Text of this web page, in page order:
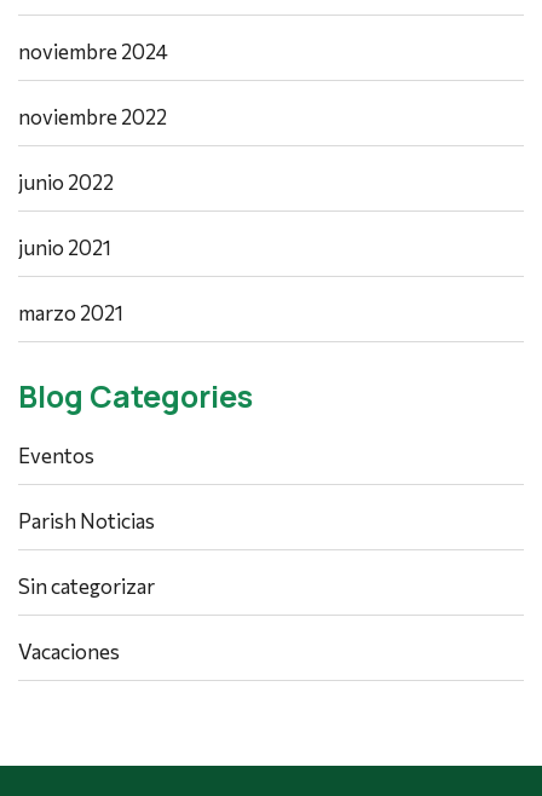
noviembre 2024
noviembre 2022
junio 2022
junio 2021
marzo 2021
Blog Categories
Eventos
Parish Noticias
Sin categorizar
Vacaciones